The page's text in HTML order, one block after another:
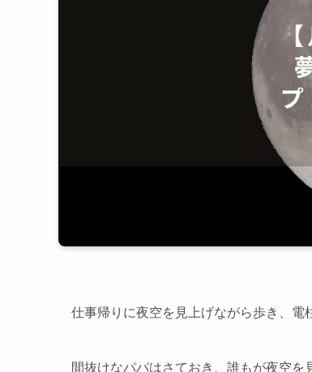
仕事帰りに夜空を見上げながら歩き、電
間抜けなパパはさておき、誰もが夜空